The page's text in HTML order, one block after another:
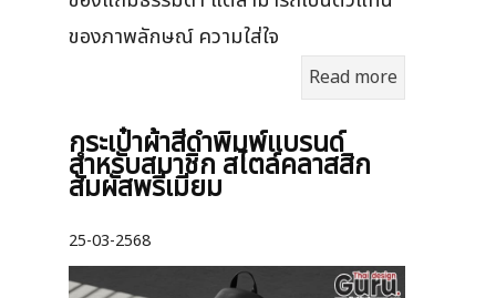
ของภาพลักษณ์ ความใส่ใจ
Read more
กระเป๋าผ้าสีดำพิมพ์แบรนด์
สำหรับสมาชิก สไตล์คลาสสิก
สัมผัสพรีเมียม
25-03-2568